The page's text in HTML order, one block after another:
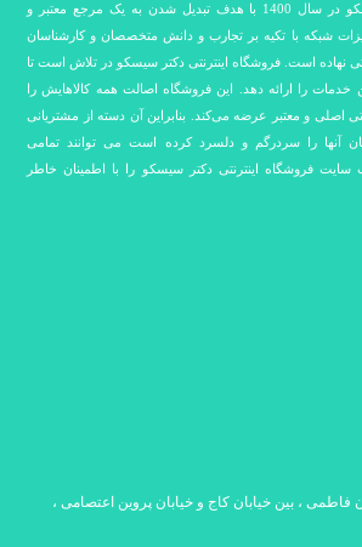
فروشگاه اینترنتی دکتر سیسکو در سال 1400 با هدف تبدیل شدن به یک مرجع معتبر و
شبکه با تکیه بر تجارب و دانش متخصصان و کارشناسان
نهاده است. فروشگاه اینترنتی دکتر سیسکو در تلاش است تا
خدمات را ارائه دهد. این فروشگاه اصالت همه کالاهایش را
اصلی و معتبر عرضه می‌کند. بنابراین آن دسته از مشتریانی
آنها را سردرگم و دلسرد کرده است می توانند تمامی
فروشگاه اینترنتی دکتر سیسکو را با اطمینان خاطر
فاطمی ، بین خیابان کاج و خیابان پروین اعتصامی ،